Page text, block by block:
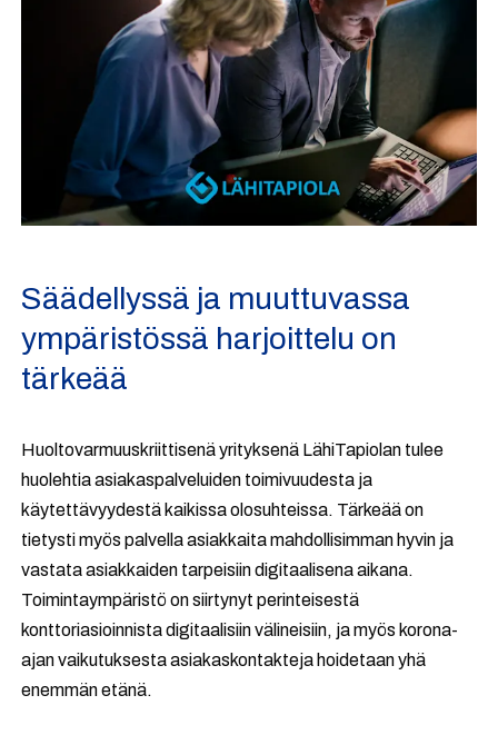
Säädellyssä ja muuttuvassa
ympäristössä harjoittelu on
tärkeää
Huoltovarmuuskriittisenä yrityksenä LähiTapiolan tulee
huolehtia asiakaspalveluiden toimivuudesta ja
käytettävyydestä kaikissa olosuhteissa. Tärkeää on
tietysti myös palvella asiakkaita mahdollisimman hyvin ja
vastata asiakkaiden tarpeisiin digitaalisena aikana.
Toimintaympäristö on siirtynyt perinteisestä
konttoriasioinnista digitaalisiin välineisiin, ja myös korona-
ajan vaikutuksesta asiakaskontakteja hoidetaan yhä
enemmän etänä.